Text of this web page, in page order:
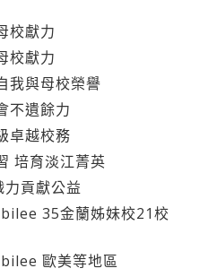
江60週年校慶生日快樂
校獻力
校獻力
與母校榮譽
不遺餘力
卓越校務
培育淡江菁英
貢獻公益
35金蘭姊妹校21校